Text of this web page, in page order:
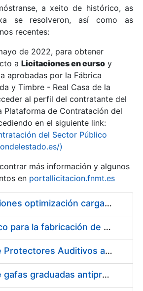
a xeito de histórico, as
se resolveron, así como as
recentes:
de 2022, para obtener
a Licitaciones en curso y
aprobadas por la Fábrica
y Timbre - Real Casa de la
al perfil del contratante del
Plataforma de Contratación del
en el siguiente link:
del Sector Público
)
más información y algunos
en portallicitacion.fnmt.es
Pliego condiciones optimización cargas compras firmado
Acuerdo marco para la fabricación de piezas
Suministro de Protectores Auditivos a medida para las personas trabajadoras de los Centros de Trabajo de Madrid y Burgos
Suministro de gafas graduadas antiproyecciones para los trabajadores de la FNMT-RCM en los centros de trabajo de Madrid y Burgos